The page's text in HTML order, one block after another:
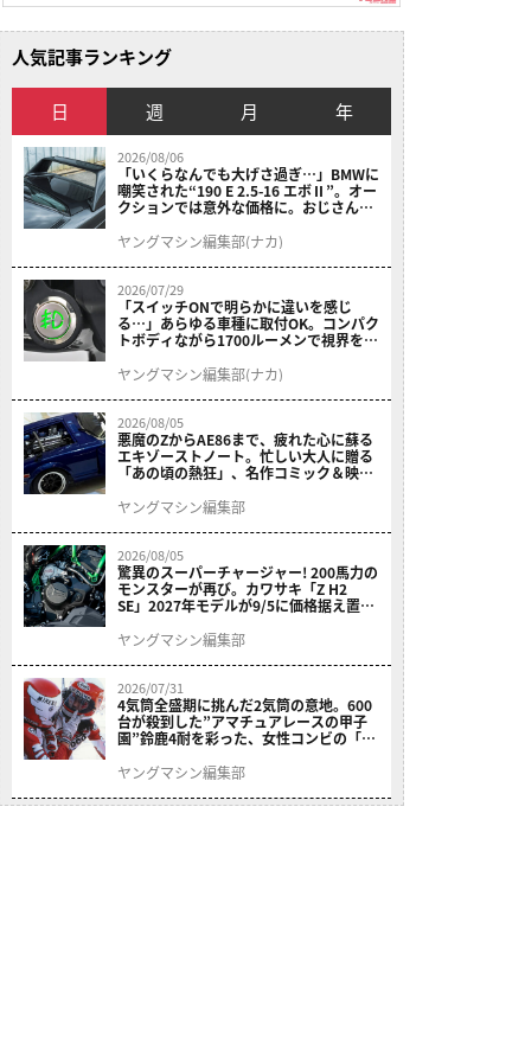
人気記事ランキング
日 週 月 年
2026/08/06
「いくらなんでも大げさ過ぎ…」BMWに
嘲笑された“190 E 2.5-16 エボⅡ”。オー
クションでは意外な価格に。おじさん達
ヤングマシン編集部(ナカ)
2026/07/29
「スイッチONで明らかに違いを感じ
る…」あらゆる車種に取付OK。コンパク
トボディながら1700ルーメンで視界を確
ニット プレシャスレイ スモール］
ヤングマシン編集部(ナカ)
2026/08/05
悪魔のZからAE86まで、疲れた心に蘇る
エキゾーストノート。忙しい大人に贈る
「あの頃の熱狂」、名作コミック＆映画
結！
ヤングマシン編集部
2026/08/05
驚異のスーパーチャージャー! 200馬力の
モンスターが再び。カワサキ「Z H2
SE」2027年モデルが9/5に価格据え置き
ヤングマシン編集部
2026/07/31
4気筒全盛期に挑んだ2気筒の意地。600
台が殺到した”アマチュアレースの甲子
園”鈴鹿4耐を彩った、女性コンビの「ス
ヤングマシン編集部